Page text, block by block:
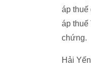
áp thuế
áp
chứng.
Hải Yến